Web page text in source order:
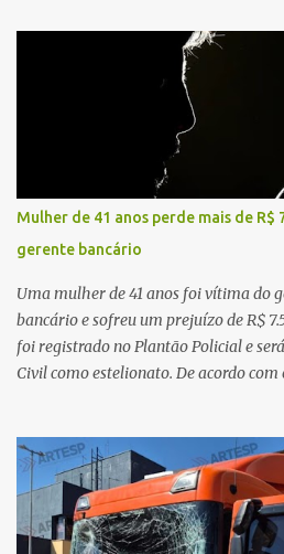
veículo, o trânsito estava lento e
realizadas na rodovia, momento em
a violência da colisão, o motociclista
Testemunhas relataram que o
durante o acidente. O jovem sofreu
morreu ainda no local. Equipes de
concessionária responsável pela
realizaram a sinalização da via, além
vítima. No entanto, o óbito foi
acidente. A Polícia Militar Rodoviária
da ocorrência...
Mulher de 41 anos perde mais de
gerente bancário
Uma mulher de 41 anos foi vítima do
bancário e sofreu um prejuízo de R$
foi registrado no Plantão Policial e
Civil como estelionato. De acordo com
suspeito alegou que seria necessário
e passou a orientar a vítima sobre os
ser realizados. Dias depois, o
PDF simulando uma comunicação